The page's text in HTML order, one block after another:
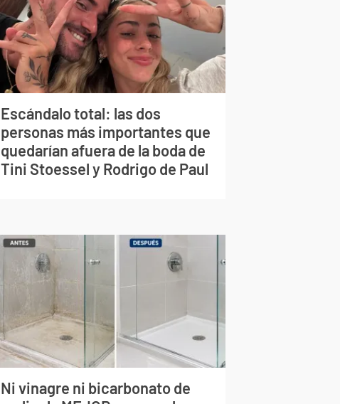
Escándalo total: las dos
personas más importantes que
quedarían afuera de la boda de
Tini Stoessel y Rodrigo de Paul
Ni vinagre ni bicarbonato de